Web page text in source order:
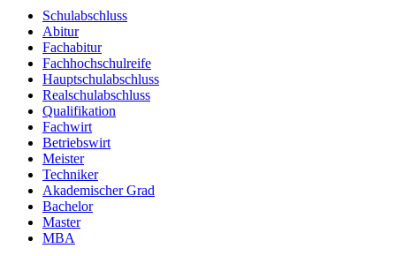
Schulabschluss
Abitur
Fachabitur
Fachhochschulreife
Hauptschulabschluss
Realschulabschluss
Qualifikation
Fachwirt
Betriebswirt
Meister
Techniker
Akademischer Grad
Bachelor
Master
MBA